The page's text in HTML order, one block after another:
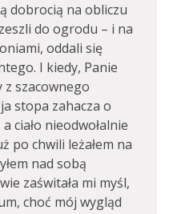
dobrocią na obliczu
do ogrodu – i na
oddali się
I kiedy, Panie
z szacownego
stopa zahacza o
ciało nieodwołalnie
po chwili leżałem na
nad sobą
zaświtała mi myśl,
choć mój wygląd